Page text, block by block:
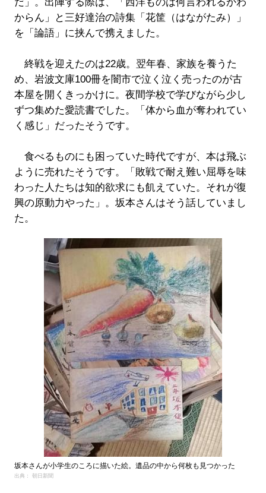
からん」と三好達治の詩集「花筐（はながたみ）」
を「論語」に挟んで携えました。
終戦を迎えたのは22歳。翌年春、家族を養うた
め、岩波文庫100冊を闇市で泣く泣く売ったのが古
本屋を開くきっかけに。夜間学校で学びながら少し
ずつ集めた愛読書でした。「体から血が奪われてい
く感じ」だったそうです。
食べるものにも困っていた時代ですが、本は飛ぶ
ように売れたそうです。「敗戦で耐え難い屈辱を味
わった人たちは知的欲求にも飢えていた。それが復
興の原動力やった」。坂本さんはそう話していまし
た。
坂本さんが小学生のころに描いた絵。遺品の中から何枚も見つかった
出典： 朝日新聞